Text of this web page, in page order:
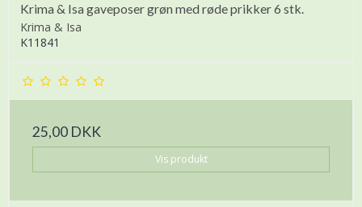
Krima & Isa gaveposer grøn med røde prikker 6 stk.
Krima & Isa
K11841
25,00 DKK
Vis produkt